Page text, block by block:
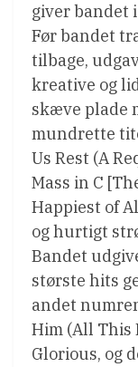
giver bandet
Før bandet
tilbage,
kreative og
skæve plade
mundrette
Us Rest (A
Mass in C
Happiest of
og hurtigt
Bandet
største hits
andet
Him (All This
Glorious, og